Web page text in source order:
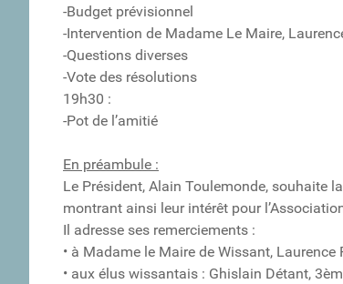
-Budget prévisionnel
-Intervention de Madame Le Maire,
-Questions diverses
-Vote des résolutions
19h30 :
-Pot de l’amitié
En préambule :
Le Président, Alain Toulemonde, souhaite
montrant ainsi leur intérêt pour
Il adresse ses remerciements :
• à Madame le Maire de Wissant, Laurence
• aux élus wissantais : Ghislain Détant,